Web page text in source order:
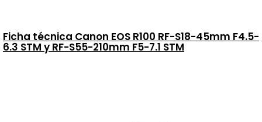
Ficha técnica Canon EOS R100 RF-S18-45mm F4.5-
6.3 STM y RF-S55-210mm F5-7.1 STM